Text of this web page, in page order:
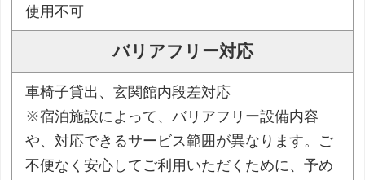
使用不可
バリアフリー対応
車椅子貸出、玄関館内段差対応
※宿泊施設によって、バリアフリー設備内容
や、対応できるサービス範囲が異なります。ご
不便なく安心してご利用いただくために、予め